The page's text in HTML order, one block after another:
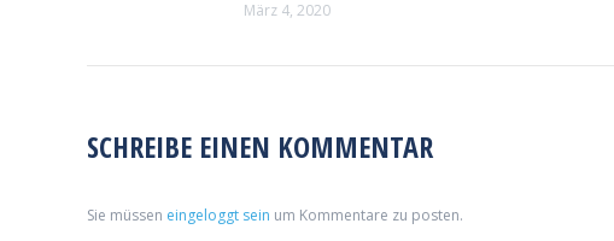
März 4, 2020
SCHREIBE EINEN KOMMENTAR
Sie müssen eingeloggt sein um Kommentare zu posten.